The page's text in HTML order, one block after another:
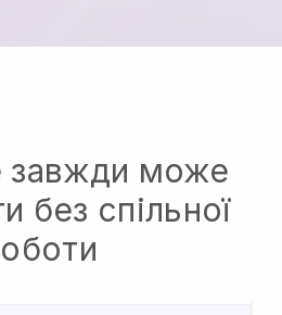
завжди може
без спільної